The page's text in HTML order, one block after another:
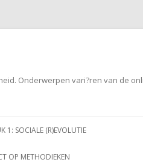
Onderwerpen vari?ren van de
1: SOCIALE (R)EVOLUTIE
OP METHODIEKEN